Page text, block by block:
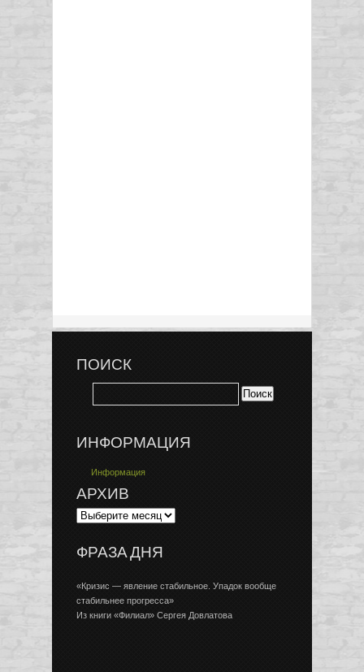
ПОИСК
ИНФОРМАЦИЯ
Информация
АРХИВ
ФРАЗА ДНЯ
«Кризис — явление стабильное. Упадок вообще
стабильнее прогресса»
Из книги «Филиал» Сергея Довлатова